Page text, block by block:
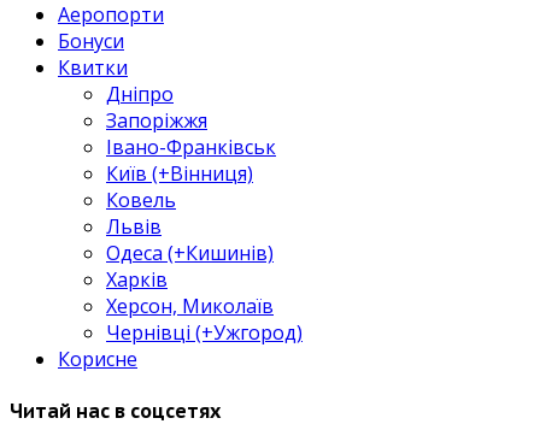
Аеропорти
Бонуси
Квитки
Дніпро
Запоріжжя
Івано-Франківськ
Київ (+Вінниця)
Ковель
Львів
Одеса (+Кишинів)
Харків
Херсон, Миколаїв
Чернівці (+Ужгород)
Корисне
Читай нас в соцсетях